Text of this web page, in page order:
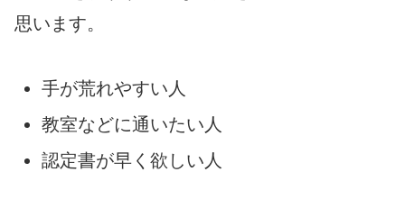
思います。
手が荒れやすい人
教室などに通いたい人
認定書が早く欲しい人